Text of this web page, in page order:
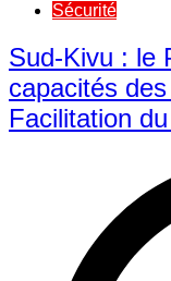
Sécurité
Sud-Kivu : le
capacités
Facilitation